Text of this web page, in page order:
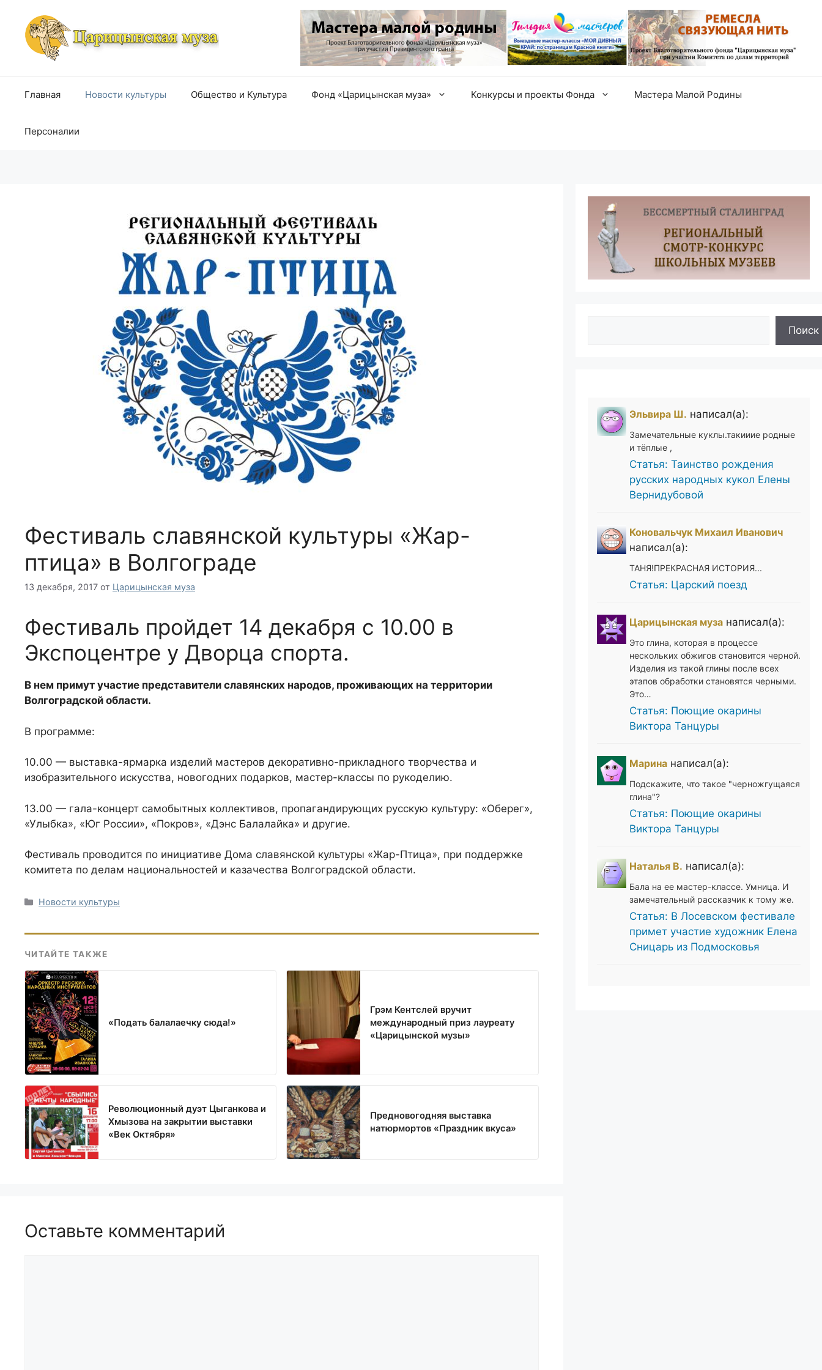
содержимому
Главная Новости культуры Общество и Культура Фонд «Царицынская муза» Конкурсы и проекты Фонда Мастера Малой Родины
Персоналии
Фестиваль славянской культуры «Жар-
птица» в Волгограде
13 декабря, 2017 от Царицынская муза
Фестиваль пройдет 14 декабря с 10.00 в
Экспоцентре у Дворца спорта.
В нем примут участие представители славянских народов, проживающих на территории
Волгоградской области.
В программе:
10.00 — выставка-ярмарка изделий мастеров декоративно-прикладного творчества и
изобразительного искусства, новогодних подарков, мастер-классы по рукоделию.
13.00 — гала-концерт самобытных коллективов, пропагандирующих русскую культуру: «Оберег»,
«Улыбка», «Юг России», «Покров», «Дэнс Балалайка» и другие.
Фестиваль проводится по инициативе Дома славянской культуры «Жар-Птица», при поддержке
комитета по делам национальностей и казачества Волгоградской области.
Рубрики
Новости культуры
ЧИТАЙТЕ ТАКЖЕ
«Подать балалаечку сюда!»
Грэм Кентслей вручит
международный приз лауреату
«Царицынской музы»
Революционный дуэт Цыганкова и
Хмызова на закрытии выставки
«Век Октября»
Предновогодняя выставка
натюрмортов «Праздник вкуса»
Оставьте комментарий
Поиск
Эльвира Ш. написал(а):
Замечательные куклы.такииие родные
и тёплые ,
Статья: Таинство рождения
русских народных кукол Елены
Вернидубовой
Коновальчук Михаил Иванович
написал(а):
ТАНЯ!ПРЕКРАСНАЯ ИСТОРИЯ...
Статья: Царский поезд
Царицынская музанаписал(а):
Это глина, которая в процессе
нескольких обжигов становится черной.
Изделия из такой глины после всех
этапов обработки становятся черными.
Это…
Статья: Поющие окарины
Виктора Танцуры
Маринанаписал(а):
Подскажите, что такое "черножгущаяся
глина"?
Статья: Поющие окарины
Виктора Танцуры
Наталья В. написал(а):
Бала на ее мастер-классе. Умница. И
замечательный рассказчик к тому же.
Статья: В Лосевском фестивале
примет участие художник Елена
Сницарь из Подмосковья